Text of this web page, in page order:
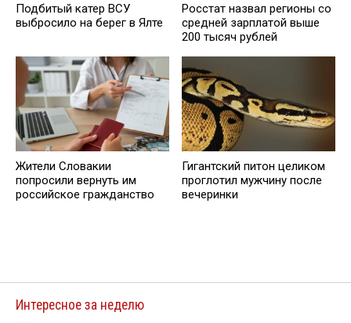
Подбитый катер ВСУ
выбросило на берег в Ялте
Росстат назвал регионы со
средней зарплатой выше
200 тысяч рублей
Жители Словакии
попросили вернуть им
российское гражданство
Гигантский питон целиком
проглотил мужчину после
вечеринки
Интересное за неделю